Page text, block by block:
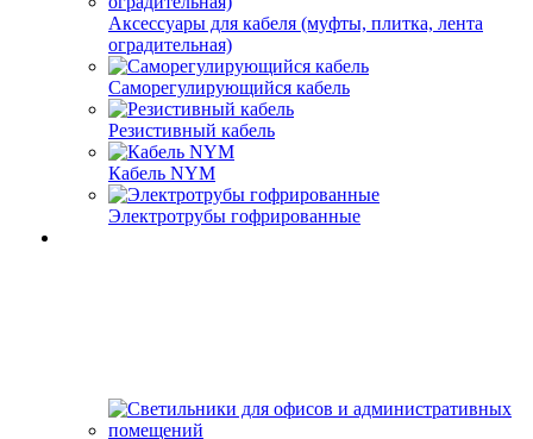
Аксессуары для кабеля (муфты, плитка, лента
оградительная)
Саморегулирующийся кабель
Резистивный кабель
Кабель NYM
Электротрубы гофрированные